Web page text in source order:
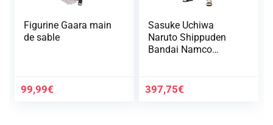
Figurine Gaara main
de sable
99,99€
Sasuke Uchiwa
Naruto Shippuden
Bandai Namco
397,75€